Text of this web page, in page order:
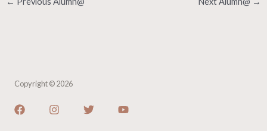
Copyright © 2026